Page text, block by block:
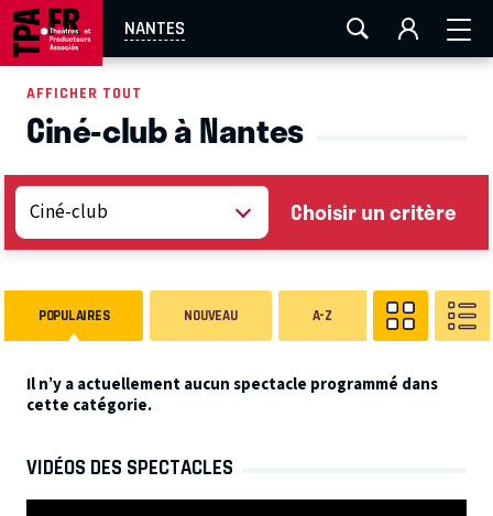
NANTES
AIX-MARSEILLE AURAY LA ROCHELLE
EN TOURNÉE
AFFICHER TOUT
Ciné-club à Nantes
Choisir un critère
POPULAIRES NOUVEAU A-Z
Il n’y a actuellement aucun spectacle programmé dans
cette catégorie.
VIDÉOS DES SPECTACLES